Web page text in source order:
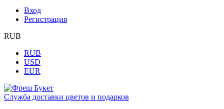
Вход
Регистрация
RUB
RUB
USD
EUR
Служба доставки цветов и подарков